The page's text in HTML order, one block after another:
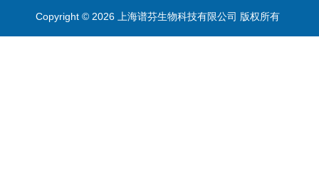
Copyright © 2026 上海谱芬生物科技有限公司 版权所有